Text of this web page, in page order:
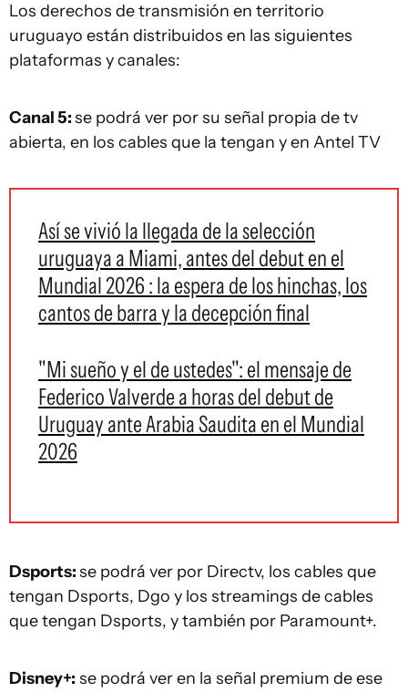
Los derechos de transmisión en territorio
uruguayo están distribuidos en las siguientes
plataformas y canales:
Canal 5:se podrá ver por su señal propia de tv
abierta, en los cables que la tengan y en Antel TV
Así se vivió la llegada de la selección
uruguaya a Miami, antes del debut en el
Mundial 2026 : la espera de los hinchas, los
cantos de barra y la decepción final
"Mi sueño y el de ustedes": el mensaje de
Federico Valverde a horas del debut de
Uruguay ante Arabia Saudita en el Mundial
2026
Dsports:se podrá ver por Directv, los cables que
tengan Dsports, Dgo y los streamings de cables
que tengan Dsports, y también por Paramount+.
Disney+: se podrá ver en la señal premium de ese